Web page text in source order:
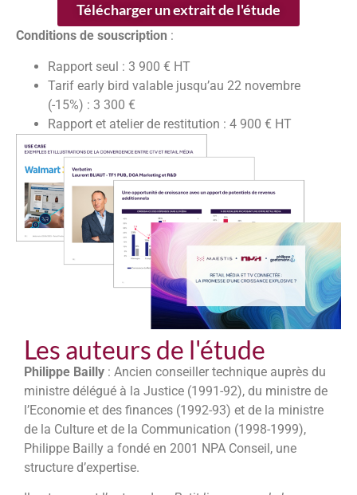
Télécharger un extrait de l'étude
Conditions de souscription :
Rapport seul : 3 900 € HT
Tarif early bird valable jusqu’au 22 novembre
(-15%) : 3 300 €
Rapport et atelier de restitution : 4 900 € HT
Les auteurs de l'étude
Philippe Bailly : Ancien conseiller technique auprès du
ministre délégué à la Justice (1991-92), du ministre de
l’Economie et des finances (1992-93) et de la ministre
de la Culture et de la Communication (1998-1999),
Philippe Bailly a fondé en 2001 NPA Conseil, une
structure d’expertise.